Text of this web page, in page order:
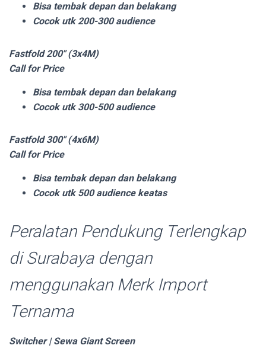
Bisa tembak depan dan belakang
Cocok utk 200-300 audience
Fastfold 200″ (3x4M)
Call for Price
Bisa tembak depan dan belakang
Cocok utk 300-500 audience
Fastfold 300″ (4x6M)
Call for Price
Bisa tembak depan dan belakang
Cocok utk 500 audience keatas
Peralatan Pendukung Terlengkap
di Surabaya dengan
menggunakan Merk Import
Ternama
Switcher | Sewa Giant Screen